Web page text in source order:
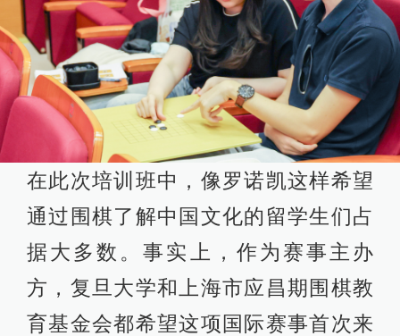
在此次培训班中，像罗诺凯这样希望
通过围棋了解中国文化的留学生们占
据大多数。事实上，作为赛事主办
方，复旦大学和上海市应昌期围棋教
育基金会都希望这项国际赛事首次来